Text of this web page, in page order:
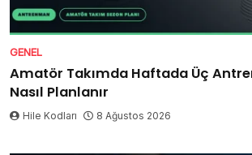
GENEL
Amatör Takımda Haftada Üç
Nasıl Planlanır
Hile Kodları 8 Ağustos 2026